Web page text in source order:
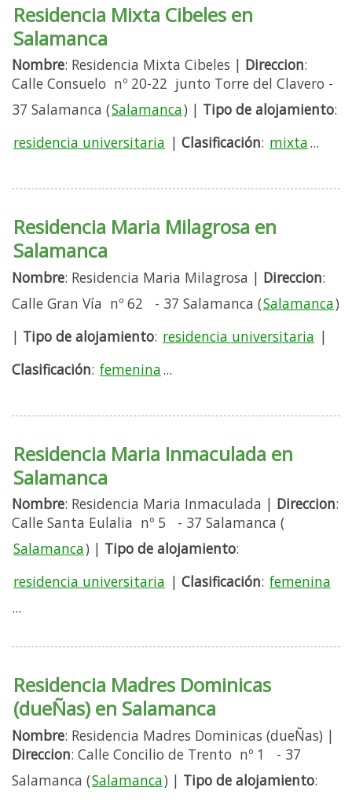
Residencia Mixta Cibeles en
Salamanca
Nombre: Residencia Mixta Cibeles | Direccion:
Calle Consuelo nº 20-22 junto Torre del Clavero -
37 Salamanca (Salamanca) | Tipo de alojamiento:
residencia universitaria | Clasificación: mixta...
Residencia Maria Milagrosa en
Salamanca
Nombre: Residencia Maria Milagrosa | Direccion:
Calle Gran Vía nº 62 - 37 Salamanca (Salamanca)
| Tipo de alojamiento: residencia universitaria |
Clasificación: femenina...
Residencia Maria Inmaculada en
Salamanca
Nombre: Residencia Maria Inmaculada | Direccion:
Calle Santa Eulalia nº 5 - 37 Salamanca (
Salamanca) | Tipo de alojamiento:
residencia universitaria | Clasificación: femenina
...
Residencia Madres Dominicas
(dueÑas) en Salamanca
Nombre: Residencia Madres Dominicas (dueÑas) |
Direccion: Calle Concilio de Trento nº 1 - 37
Salamanca (Salamanca) | Tipo de alojamiento: